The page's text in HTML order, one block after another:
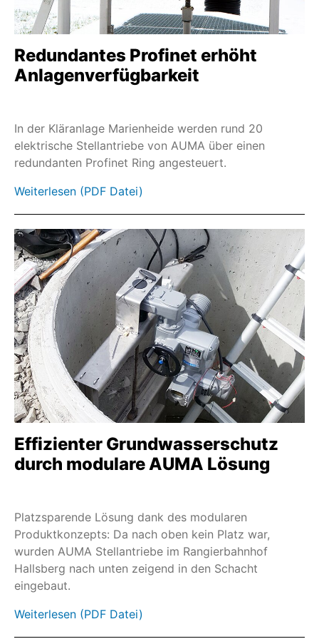
SAREx
SARV
SA-UW
PROFOX PF-MX
PROFOX PF-QX
SQR
SQREx
SQRV
SQRVEx
SEVEN
Industrial Ethernet
Kombinationen mit Schwenkgetrieben mit Fuß
und Hebel
SA und GST
Profinet
EtherNet/IP
Modbus TCP
Double Sealed Rahmen
Flursäulen
Schraubernotbetrieb
Handradspindelverlängerung
Kettenrad für Getriebe
Redundantes Profinet erhöht
Anlagenverfügbarkeit
In der Kläranlage Marienheide werden rund 20
elektrische Stellantriebe von AUMA über einen
redundanten Profinet Ring angesteuert.
Weiterlesen (PDF Datei)
Effizienter Grundwasserschutz
durch modulare AUMA Lösung
Platzsparende Lösung dank des modularen
Produktkonzepts: Da nach oben kein Platz war,
wurden AUMA Stellantriebe im Rangierbahnhof
Hallsberg nach unten zeigend in den Schacht
eingebaut.
Weiterlesen (PDF Datei)